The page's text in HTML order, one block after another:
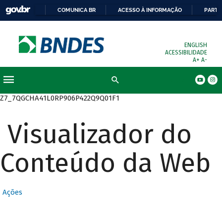
COMUNICA BR ACESSO À INFORMAÇÃO
ENGLISH
ACESSIBILIDADE
A+ A-
Z7_7QGCHA41L0RP906P422Q9Q01F1
Visualizador do
Conteúdo da Web
Ações